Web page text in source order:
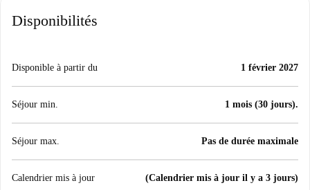
Disponibilités
Disponible à partir du 1 février 2027
Séjour min. 1 mois (30 jours).
Séjour max. Pas de durée maximale
Calendrier mis à jour (Calendrier mis à jour il y a 3 jours)